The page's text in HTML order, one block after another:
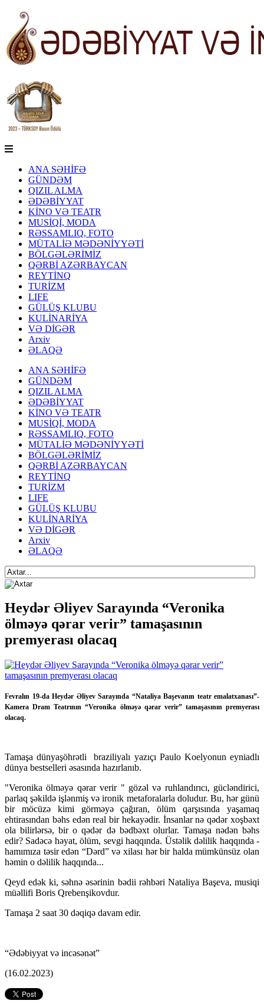
ANA SƏHİFƏ
GÜNDƏM
QIZIL ALMA
ƏDƏBİYYAT
KİNO VƏ TEATR
MUSİQİ, MODA
RƏSSAMLIQ, FOTO
MÜTALİƏ MƏDƏNİYYƏTİ
BÖLGƏLƏRİMİZ
QƏRBİ AZƏRBAYCAN
REYTİNQ
TURİZM
LIFE
GÜLÜŞ KLUBU
KULİNARİYA
VƏ DİGƏR
Arxiv
ƏLAQƏ
ANA SƏHİFƏ
GÜNDƏM
QIZIL ALMA
ƏDƏBİYYAT
KİNO VƏ TEATR
MUSİQİ, MODA
RƏSSAMLIQ, FOTO
MÜTALİƏ MƏDƏNİYYƏTİ
BÖLGƏLƏRİMİZ
QƏRBİ AZƏRBAYCAN
REYTİNQ
TURİZM
LIFE
GÜLÜŞ KLUBU
KULİNARİYA
VƏ DİGƏR
Arxiv
ƏLAQƏ
Heydər Əliyev Sarayında “Veronika
ölməyə qərar verir” tamaşasının
premyerası olacaq
Fevralın 19-da Heydər Əliyev Sarayında “Nataliya Başevanın teatr emalatxanası”-
Kamera Dram Teatrının “Veronika ölməyə qərar verir” tamaşasının premyerası
olacaq.
Tamaşa dünyaşöhrətli braziliyalı yazıçı Paulo Koelyonun eyniadlı
dünya bestselleri əsasında hazırlanıb.
"Veronika ölməyə qərar verir " gözəl və ruhlandırıcı, gücləndirici,
parlaq şəkildə işlənmiş və ironik metaforalarla doludur. Bu, hər günü
bir möcüzə kimi görməyə çağıran, ölüm qarşısında yaşamaq
ehtirasından bəhs edən real bir hekayədir. İnsanlar nə qədər xoşbəxt
ola bilirlərsə, bir o qədər də bədbəxt olurlar. Tamaşa nədən bəhs
edir? Sadəcə həyat, ölüm, sevgi haqqında. Üstəlik dəlilik haqqında -
hamımıza təsir edən “Dərd” və xilası hər bir halda mümkünsüz olan
həmin o dəlilik haqqında...
Qeyd edək ki, səhnə əsərinin bədii rəhbəri Nataliya Başeva, musiqi
müəllifi Boris Qrebenşikovdur.
Tamaşa 2 saat 30 dəqiqə davam edir.
“Ədəbiyyat və incəsənət”
(16.02.2023)